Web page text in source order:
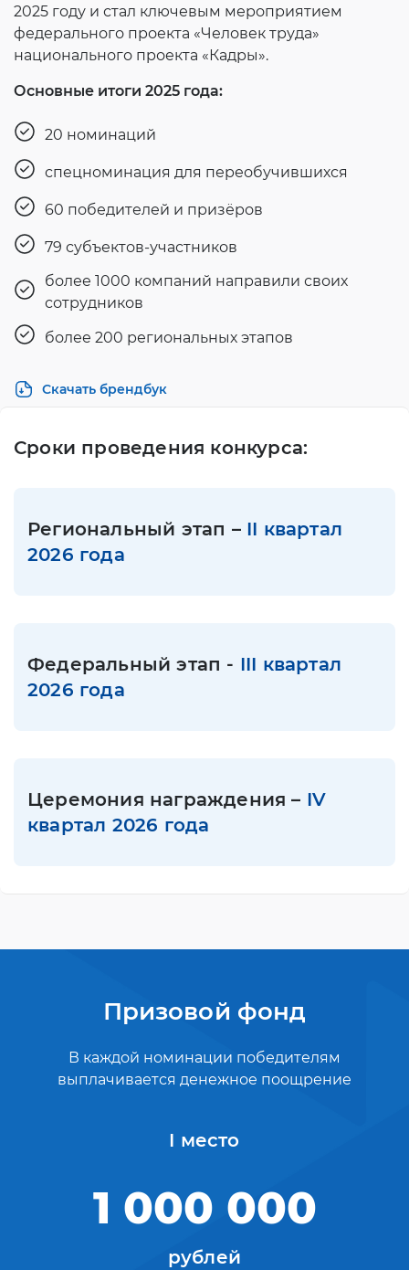
2025 году и стал ключевым мероприятием
федерального проекта «Человек труда»
национального проекта «Кадры».
Основные итоги 2025 года:
20 номинаций
спецноминация для переобучившихся
60 победителей и призёров
79 субъектов-участников
более 1000 компаний направили своих
сотрудников
более 200 региональных этапов
Скачать брендбук
Сроки проведения конкурса:
Региональный этап – II квартал
2026 года
Федеральный этап - III квартал
2026 года
Церемония награждения – IV
квартал 2026 года
Призовой фонд
В каждой номинации победителям
выплачивается денежное поощрение
I место
1 000 000
рублей